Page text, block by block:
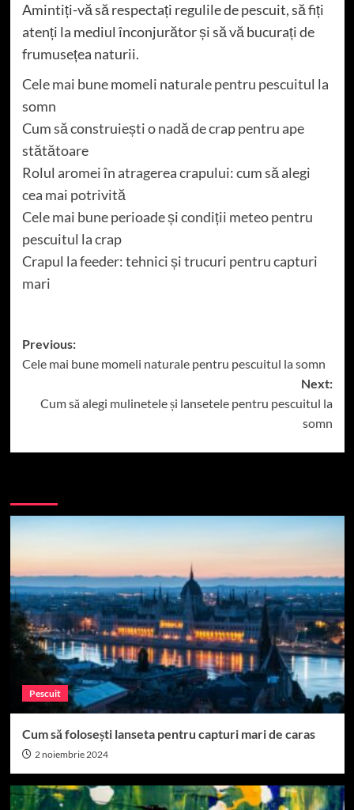
Amintiți-vă să respectați regulile de pescuit, să fiți
atenți la mediul înconjurător și să vă bucurați de
frumusețea naturii.
Cele mai bune momeli naturale pentru pescuitul la
somn
Cum să construiești o nadă de crap pentru ape
stătătoare
Rolul aromei în atragerea crapului: cum să alegi
cea mai potrivită
Cele mai bune perioade și condiții meteo pentru
pescuitul la crap
Crapul la feeder: tehnici și trucuri pentru capturi
mari
Post
navigation
Previous:
Cele mai bune momeli naturale pentru pescuitul la somn
Next:
Cum să alegi mulinetele și lansetele pentru pescuitul la
somn
Pescuit
Cum să folosești lanseta pentru capturi mari de caras
2 noiembrie 2024